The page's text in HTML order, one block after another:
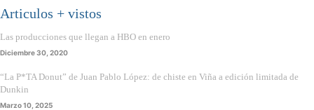
Articulos + vistos
Las producciones que llegan a HBO en enero
Diciembre 30, 2020
“La P*TA Donut” de Juan Pablo López: de chiste en Viña a edición limitada de
Dunkin
Marzo 10, 2025